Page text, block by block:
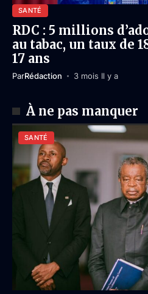
SANTÉ
RDC : 5 millions
au tabac, un taux de
17 ans
ParRédaction 3 mois Il y a
À ne pas manquer
SANTÉ